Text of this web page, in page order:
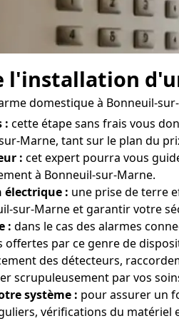
l'installation
domestique à Bonneuil-
: cette étape sans frais vous
Marne, tant sur le plan du
: cet expert pourra vous
à Bonneuil-sur-Marne.
: une prise de terre
sur-Marne et garantir votre
: dans le cas des alarmes
par ce genre de
des détecteurs,
scrupuleusement par vos
système : pour assurer un
vérifications du matériel